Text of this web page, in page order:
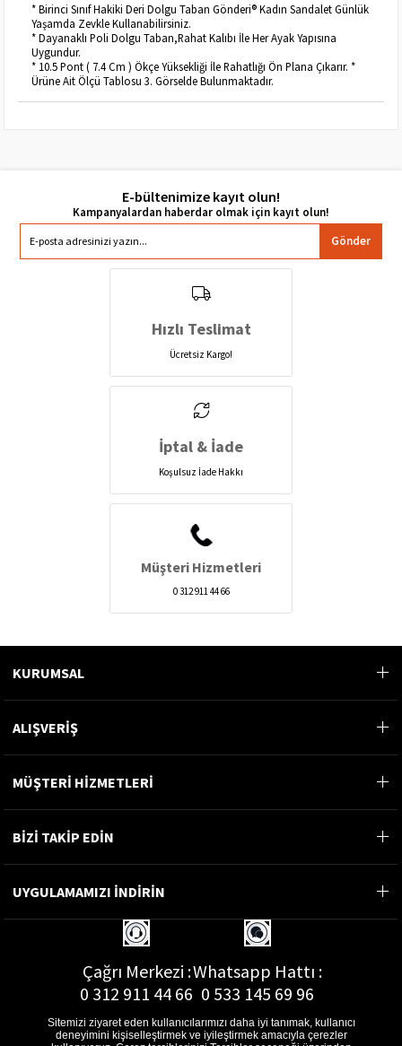
* Birinci Sınıf Hakiki Deri Dolgu Taban Gönderi® Kadın Sandalet Günlük
Yaşamda Zevkle Kullanabilirsiniz.
* Dayanaklı Poli Dolgu Taban,Rahat Kalıbı İle Her Ayak Yapısına
Uygundur.
* 10.5 Pont ( 7.4 Cm ) Ökçe Yüksekliği İle Rahatlığı Ön Plana Çıkarır. *
Ürüne Ait Ölçü Tablosu 3. Görselde Bulunmaktadır.
E-bültenimize kayıt olun!
Gönder
Hızlı Teslimat
Ücretsiz Kargo!
İptal & İade
Koşulsuz İade Hakkı
Müşteri Hizmetleri
0 312 911 44 66
KURUMSAL
ALIŞVERİŞ
MÜŞTERİ HİZMETLERİ
BİZİ TAKİP EDİN
UYGULAMAMIZI İNDİRİN
Çağrı Merkezi :
0 312 911 44 66
Whatsapp Hattı :
0 533 145 69 96
Sitemizi ziyaret eden kullanıcılarımızı daha iyi tanımak, kullanıcı
deneyimini kişiselleştirmek ve iyileştirmek amacıyla çerezler